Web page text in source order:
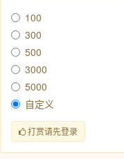
100
300
500
3000
5000
自定义
打赏请先登录